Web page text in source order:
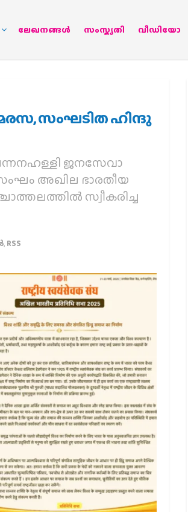
ലേഖനങ്ങള്‍ സംസ്കൃതി വീഡിയോ
സംഘടിത ഹിന്ദു
ജനസേവാ
സംഘം അഖില ഭാരതീയ
സ്വീകരിച്ച
, RSS